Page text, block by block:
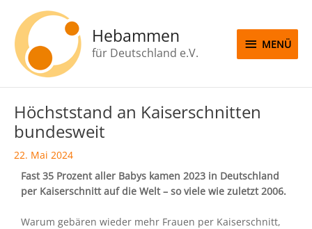
Inhalt
springen
Hebammen
für Deutschland e.V.
MENÜ
Höchststand an Kaiserschnitten
bundesweit
22. Mai 2024
Fast 35 Prozent aller Babys kamen 2023 in Deutschland
per Kaiserschnitt auf die Welt – so viele wie zuletzt 2006.
Warum gebären wieder mehr Frauen per Kaiserschnitt,